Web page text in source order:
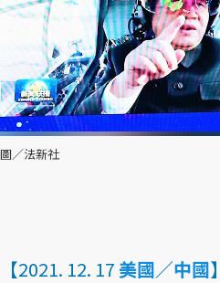
圖／法新社
【2021. 12. 17 美國／中國】